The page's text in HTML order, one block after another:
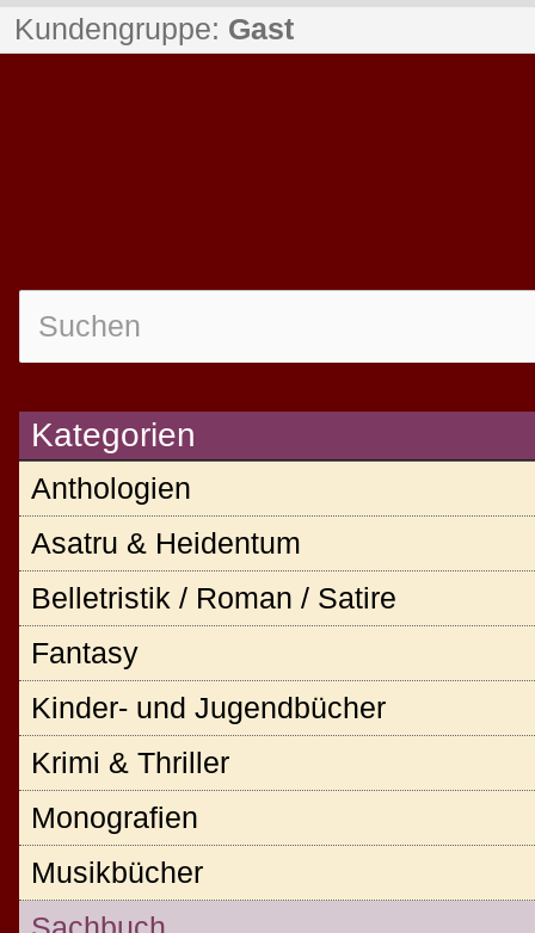
Kundengruppe: Gast
Kategorien
Anthologien
Asatru & Heidentum
Belletristik / Roman / Satire
Fantasy
Kinder- und Jugendbücher
Krimi & Thriller
Monografien
Musikbücher